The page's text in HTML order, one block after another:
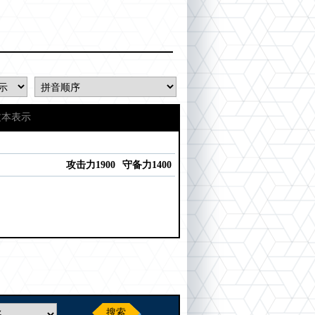
表示
攻击力1900 守备力1400
搜索